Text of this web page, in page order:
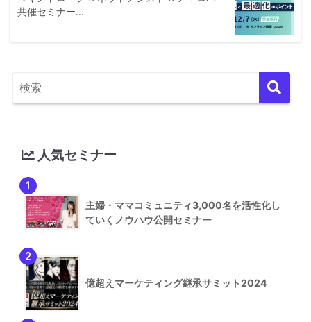
共催セミナー…
人気セミナー
1
主婦・ママコミュニティ3,000名を活性化し
ていくノウハウ公開セミナー
2
億超えマーケティング継承サミット2024